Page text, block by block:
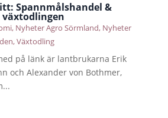
Spannmålshandel &
, Nyheter Agro Sörmland, Nyheter
,Växtodling
på länk är lantbrukarna Erik
och Alexander von Bothmer,